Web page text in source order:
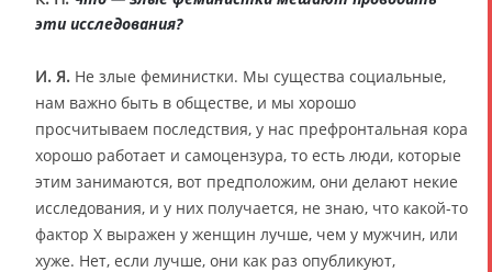
эти исследования?
И. Я. Не злые феминистки. Мы существа социальные,
нам важно быть в обществе, и мы хорошо
просчитываем последствия, у нас префронтальная кора
хорошо работает и самоцензура, то есть люди, которые
этим занимаются, вот предположим, они делают некие
исследования, и у них получается, не знаю, что какой-то
фактор Х выражен у женщин лучше, чем у мужчин, или
хуже. Нет, если лучше, они как раз опубликуют,